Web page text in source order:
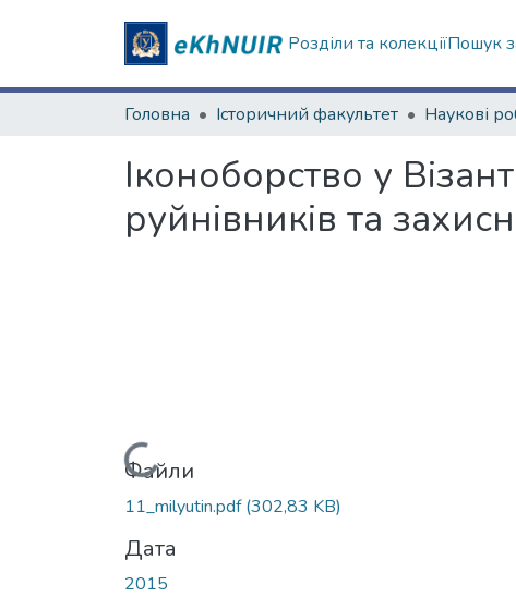
Розділи та колекціїПошук
Головна Історичний факультет
Іконоборство у
руйнівників та
Вантажиться...
Файли
11_milyutin.pdf(302,83 KB)
Дата
2015